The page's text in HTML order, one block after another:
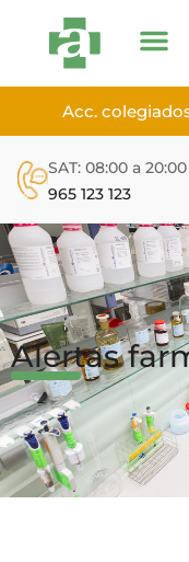
Acc.
SAT: 08:00 a 20:00
965 123 123
Alertas